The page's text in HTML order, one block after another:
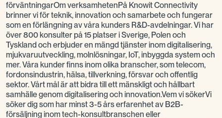
förväntningarOm verksamhetenPå Knowit Connectivity
brinner vi för teknik, innovation och samarbete och fungerar
som en förlängning av våra kunders R&D-avdelningar. Vi har
över 800 konsulter på 15 platser i Sverige, Polen och
Tyskland och erbjuder en mängd tjänster inom digitalisering,
mjukvaruutveckling, molnlösningar, IoT, inbyggda system och
mer. Våra kunder finns inom olika branscher, som telecom,
fordonsindustrin, hälsa, tillverkning, försvar och offentlig
sektor. Vårt mål är att bidra till ett mänskligt och hållbart
samhälle genom digitalisering och innovation.Vem vi sökerVi
söker dig som har minst 3-5 års erfarenhet av B2B-
försäljning inom tech-konsultbranschen eller